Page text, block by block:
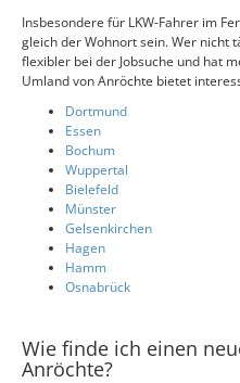
Insbesondere für LKW-Fahrer im
gleich der Wohnort sein. Wer nicht
flexibler bei der Jobsuche und hat
Umland von Anröchte bietet
Dortmund
Essen
Bochum
Wuppertal
Bielefeld
Münster
Gelsenkirchen
Hagen
Hamm
Osnabrück
Wie finde ich einen
Anröchte?